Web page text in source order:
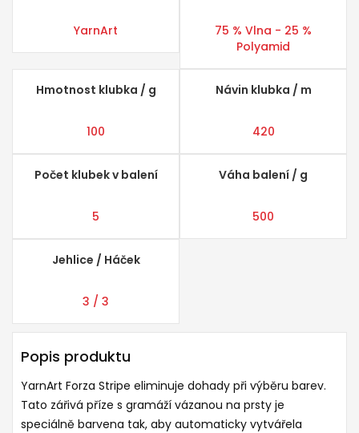
YarnArt
75 % Vlna - 25 %
Polyamid
Hmotnost klubka / g
100
Návin klubka / m
420
Počet klubek v balení
5
Váha balení / g
500
Jehlice / Háček
3 / 3
Popis produktu
YarnArt Forza Stripe eliminuje dohady při výběru barev.
Tato zářivá příze s gramáží vázanou na prsty je
speciálně barvena tak, aby automaticky vytvářela